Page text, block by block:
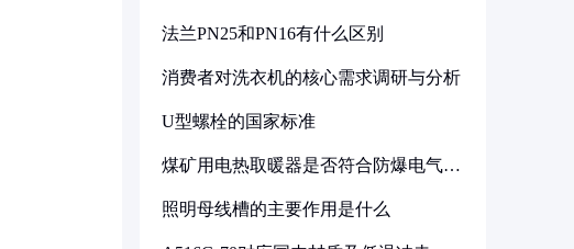
法兰PN25和PN16有什么区别
消费者对洗衣机的核心需求调研与分析
U型螺栓的国家标准
煤矿用电热取暖器是否符合防爆电气设
照明母线槽的主要作用是什么